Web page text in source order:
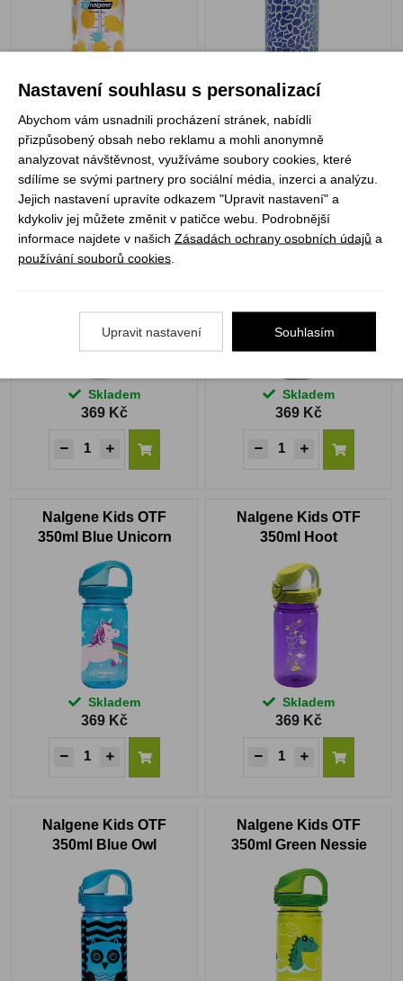
Skladem Skladem
Nalgene Narrow-Mouth
500 ml Sustain Clear
Rainbow Zebra
Skladem
369 Kč
350ml Smash
Skladem
369 Kč
Nalgene Kids OTF
350ml Blue Unicorn
Skladem
369 Kč
Nalgene Kids OTF
350ml Hoot
Skladem
369 Kč
Nalgene Kids OTF
350ml Blue Owl
Nalgene Kids OTF
350ml Green Nessie
Nastavení souhlasu s personalizací
Abychom vám usnadnili procházení stránek, nabídli
přizpůsobený obsah nebo reklamu a mohli anonymně
analyzovat návštěvnost, využíváme soubory cookies, které
sdílíme se svými partnery pro sociální média, inzerci a analýzu.
Jejich nastavení upravíte odkazem "Upravit nastavení" a
kdykoliv jej můžete změnit v patičce webu. Podrobnější
informace najdete v našich Zásadách ochrany osobních údajů a
používání souborů cookies
Upravit nastavení Souhlasím